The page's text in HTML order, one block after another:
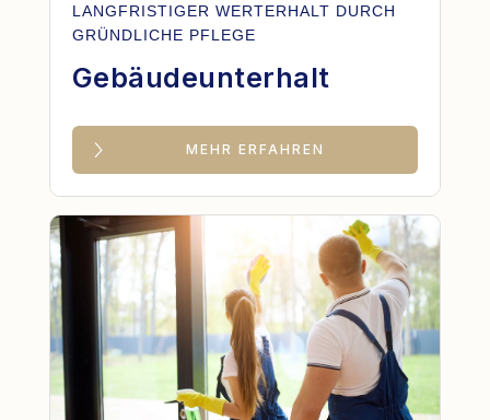
LANGFRISTIGER WERTERHALT DURCH
GRÜNDLICHE PFLEGE
Gebäudeunterhalt
MEHR ERFAHREN